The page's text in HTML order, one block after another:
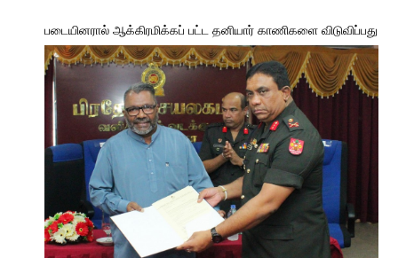
படையினரால் ஆக்கிரமிக்கப் பட்ட தனியார் காணிகளை விடுவிப்பது